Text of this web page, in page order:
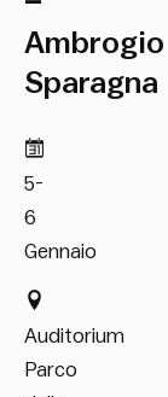
Ambrogio
Sparagna
5-
6
Gennaio
Auditorium
Parco